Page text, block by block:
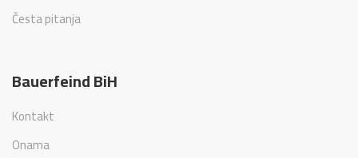
Česta pitanja
Bauerfeind BiH
Kontakt
Onama